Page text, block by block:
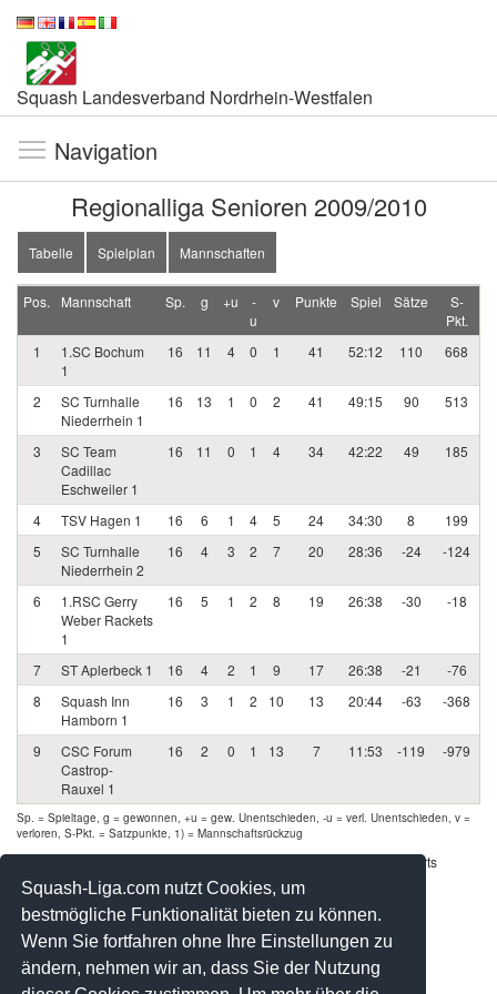
Squash-Liga.com nutzt Cookies, um
bestmögliche Funktionalität bieten zu können.
Wenn Sie fortfahren ohne Ihre Einstellungen zu
ändern, nehmen wir an, dass Sie der Nutzung
Squash Landesverband Nordrhein-Westfalen
Navigation
Regionalliga Senioren 2009/2010
Tabelle Spielplan Mannschaften
Pos. Mannschaft Sp. g +u
-
u
v Punkte Spiel Sätze
S-
Pkt.
1
1.SC Bochum
1
16 11 4 0 1 41 52:12 110 668
2
SC Turnhalle
Niederrhein 1
16 13 1 0 2 41 49:15 90 513
3
SC Team
Cadillac
Eschweiler 1
16 11 0 1 4 34 42:22 49 185
4 TSV Hagen 1 16 6 1 4 5 24 34:30 8
199
5
SC Turnhalle
Niederrhein 2
16 4 3 2 7 20 28:36 -24 -124
6
1.RSC Gerry
Weber Rackets
1
16 5 1 2 8 19 26:38 -30 -18
7 ST Aplerbeck 1 16 4 2 1 9 17 26:38 -21
-76
8
Squash Inn
Hamborn 1
16 3 1 2 10 13 20:44 -63 -368
9
CSC Forum
Castrop-
Rauxel 1
16 2 0 1 13 7 11:53 -119 -979
Sp. = Spieltage, g = gewonnen, +u = gew. Unentschieden, -u = verl. Unentschieden, v =
verloren, S-Pkt. = Satzpunkte, 1) = Mannschaftsrückzug
Werbung - Offizielle Pool Partner des deutschen Squashsports